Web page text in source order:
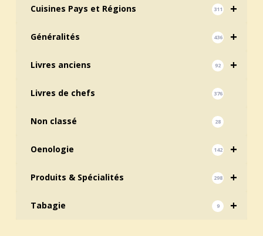
+
Cuisines Pays et Régions 311
+
Généralités 436
+
Livres anciens 92
Livres de chefs 376
Non classé 28
+
Oenologie 142
+
Produits & Spécialités 298
+
Tabagie 9